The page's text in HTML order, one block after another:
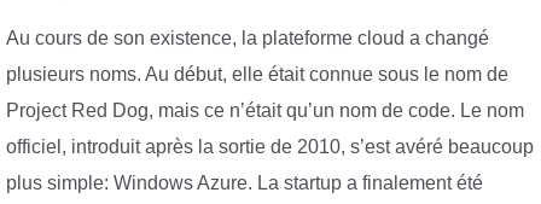
Au cours de son existence, la plateforme cloud a changé
plusieurs noms. Au début, elle était connue sous le nom de
Project Red Dog, mais ce n’était qu’un nom de code. Le nom
officiel, introduit après la sortie de 2010, s’est avéré beaucoup
plus simple: Windows Azure. La startup a finalement été